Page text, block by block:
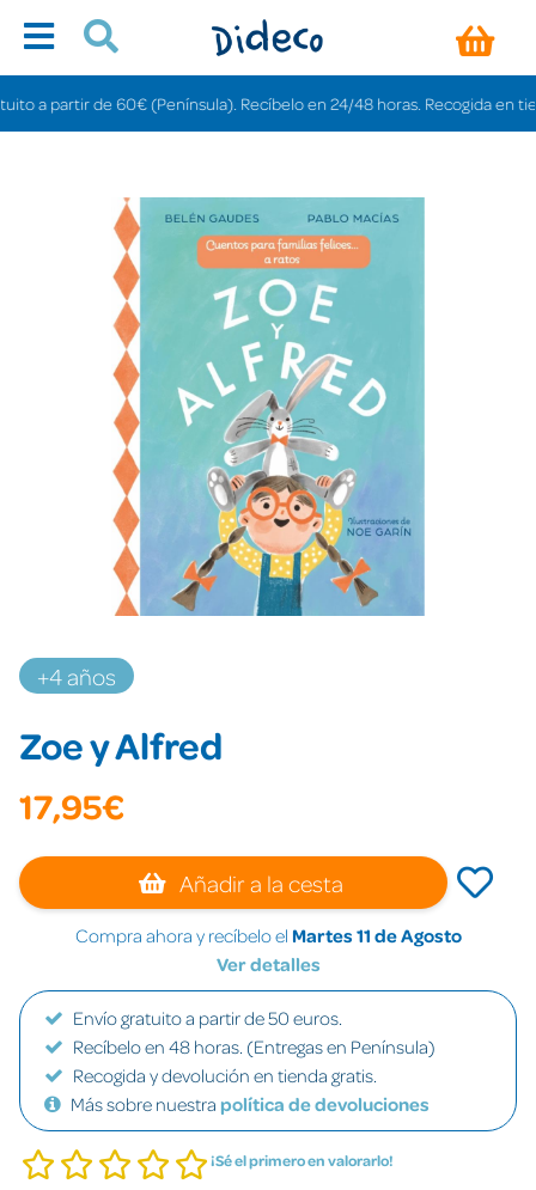
partir de 60€ (Península). Recíbelo en 24/48 horas. Recogida en
+4 años
Zoe y Alfred
17,95€
Añadir a la cesta
Compra ahora y recíbelo el Martes 11 de Agosto
Ver detalles
Envío gratuito a partir de 50 euros.
Recíbelo en 48 horas. (Entregas en Península)
Recogida y devolución en tienda gratis.
Más sobre nuestra política de devoluciones
¡Sé el primero en valorarlo!